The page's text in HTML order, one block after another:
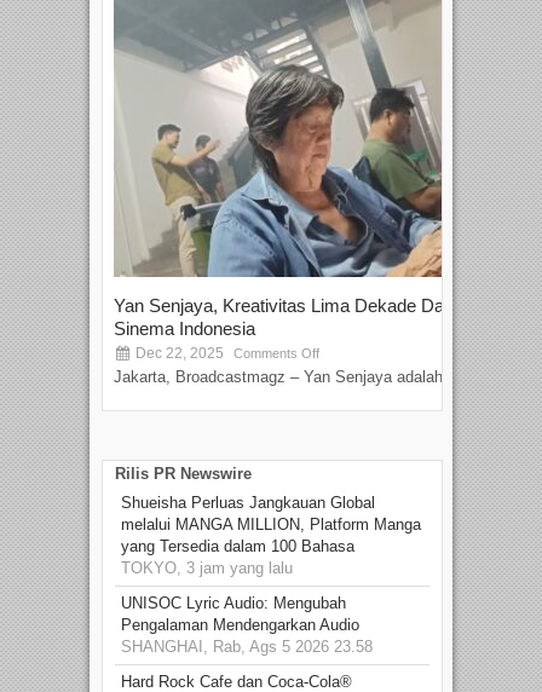
Yan Senjaya, Kreativitas Lima Dekade Dalam
Sinema Indonesia
Dec 22, 2025 Comments Off
Jakarta, Broadcastmagz – Yan Senjaya adalah...
Rilis PR Newswire
Shueisha Perluas Jangkauan Global
melalui MANGA MILLION, Platform Manga
yang Tersedia dalam 100 Bahasa
TOKYO, 3 jam yang lalu
UNISOC Lyric Audio: Mengubah
Pengalaman Mendengarkan Audio
SHANGHAI, Rab, Ags 5 2026 23.58
Hard Rock Cafe dan Coca-Cola®